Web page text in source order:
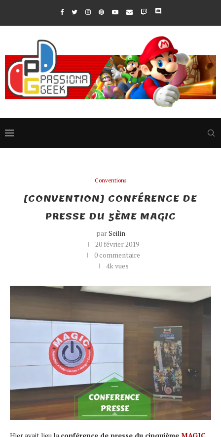
Conventions
[CONVENTION] CONFÉRENCE DE
PRESSE DU 5ÈME MAGIC
parSeilin
20 février 2019
0 commentaire
4kvues